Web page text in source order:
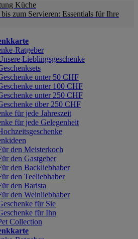
Küche
zum Servieren: Essentials für Ihre
Ratgeber
Lieblingsgeschenke
unter 50 CHF
unter 100 CHF
unter 250 CHF
über 250 CHF
für jede Jahreszeit
für jede Gelegenheit
den Meisterkoch
den Gastgeber
den Backliebhaber
den Teeliebhaber
den Barista
den Weinliebhaber
für Sie
für Ihn
Collection